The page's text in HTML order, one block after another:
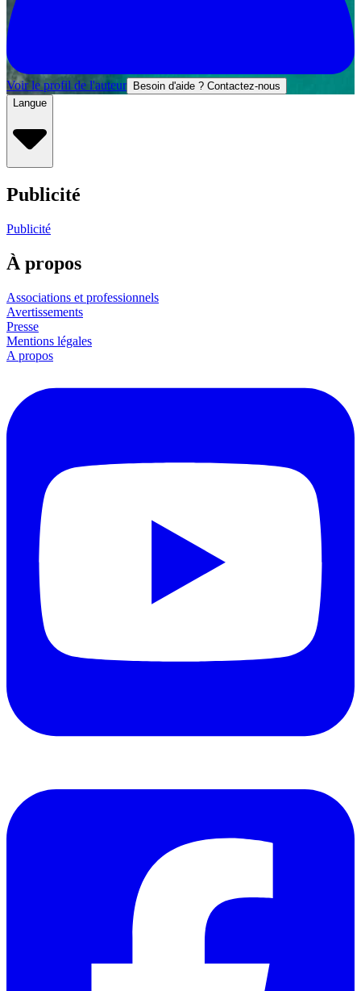
Voir le profil de l'auteur Besoin d'aide ? Contactez-nous
Langue
Publicité
Publicité
À propos
Associations et professionnels
Avertissements
Presse
Mentions légales
A propos